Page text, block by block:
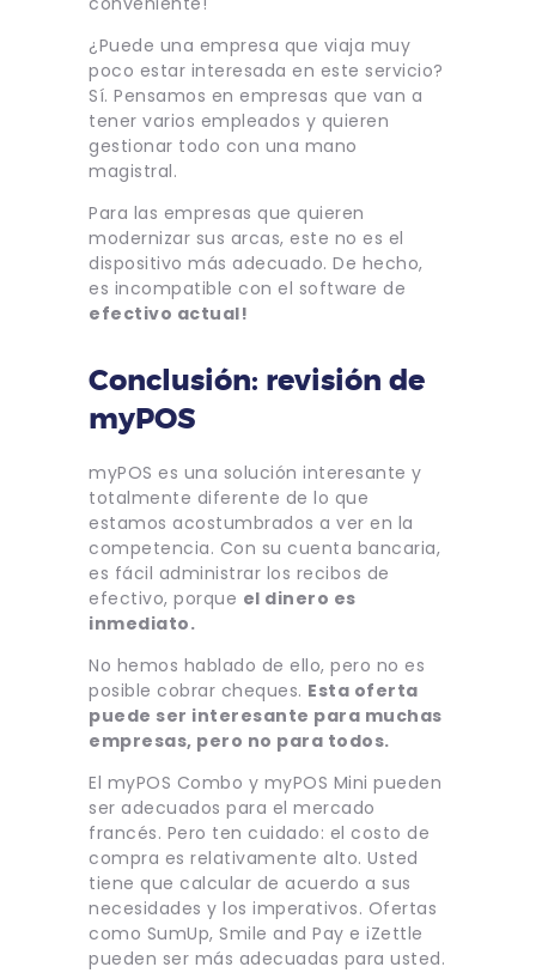
¿Puede una empresa que viaja muy
poco estar interesada en este servicio?
Sí. Pensamos en empresas que van a
tener varios empleados y quieren
gestionar todo con una mano
magistral.
Para las empresas que quieren
modernizar sus arcas, este no es el
dispositivo más adecuado. De hecho,
es incompatible con el software de
efectivo actual!
Conclusión: revisión de
myPOS
myPOS es una solución interesante y
totalmente diferente de lo que
estamos acostumbrados a ver en la
competencia. Con su cuenta bancaria,
es fácil administrar los recibos de
efectivo, porque el dinero es
inmediato.
No hemos hablado de ello, pero no es
posible cobrar cheques. Esta oferta
puede ser interesante para muchas
empresas, pero no para todos.
El myPOS Combo y myPOS Mini pueden
ser adecuados para el mercado
francés. Pero ten cuidado: el costo de
compra es relativamente alto. Usted
tiene que calcular de acuerdo a sus
necesidades y los imperativos. Ofertas
como SumUp, Smile and Pay e iZettle
pueden ser más adecuadas para usted.